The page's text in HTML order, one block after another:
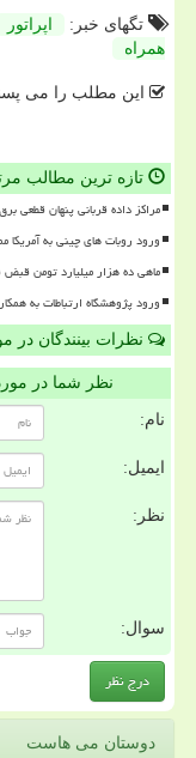
تگهای خبر:
اپراتور
همراه
این مطلب را می
تازه ترین مطالب
مراکز داده قربانی پنهان قطعی
ورود روبات های چینی به آمریکا
ماهی ده هزار میلیارد تومن قبض
ورود پژوهشگاه ارتباطات به
نظرات بینندگان در
نظر شما در
نام:
ایمیل:
نظر:
سوال:
دوستان می هاست